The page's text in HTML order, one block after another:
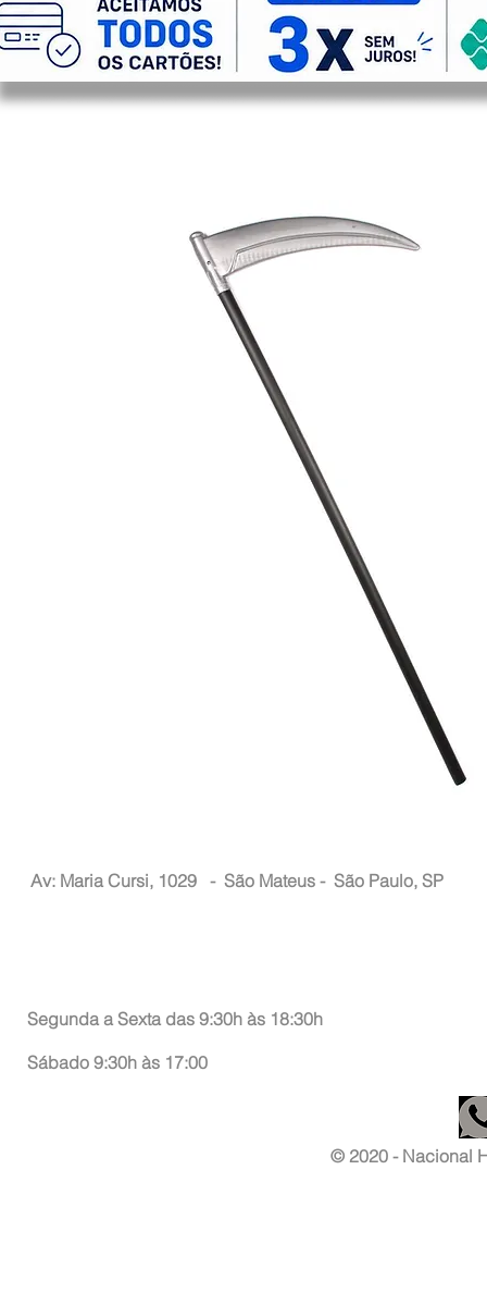
Av: Maria Cursi, 1029 - São Mateus - São Paulo, SP
Segunda a Sexta das 9:30h às 18:30h
Sábado 9:30h às 17:00
© 2020 - Nacional